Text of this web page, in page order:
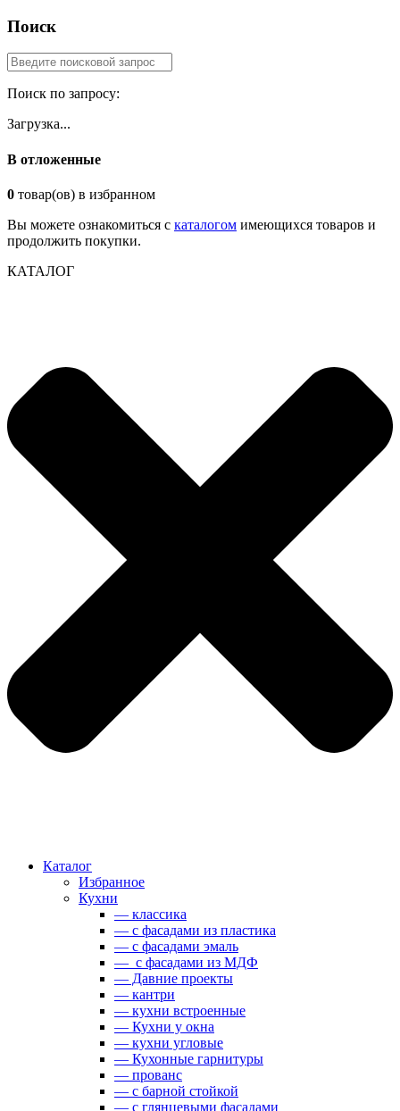
Поиск
Поиск по запросу:
Загрузка...
В отложенные
0 товар(ов) в избранном
Вы можете ознакомиться с каталогом имеющихся товаров и
продолжить покупки.
КАТАЛОГ
Каталог
Избранное
Кухни
— классика
— с фасадами из пластика
— с фасадами эмаль
— с фасадами из МДФ
— Давние проекты
— кантри
— кухни встроенные
— Кухни у окна
— кухни угловые
— Кухонные гарнитуры
— прованс
— с барной стойкой
— с глянцевыми фасадами